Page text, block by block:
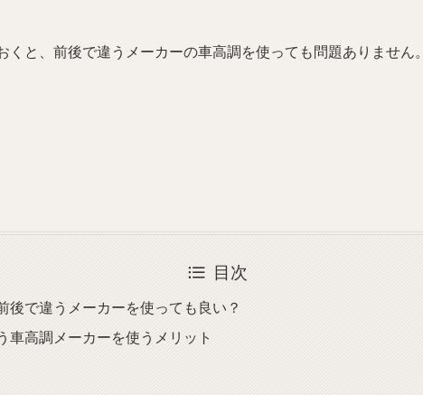
くと、前後で違うメーカーの車高調を使っても問題ありません。
目次
後で違うメーカーを使っても良い？
車高調メーカーを使うメリット